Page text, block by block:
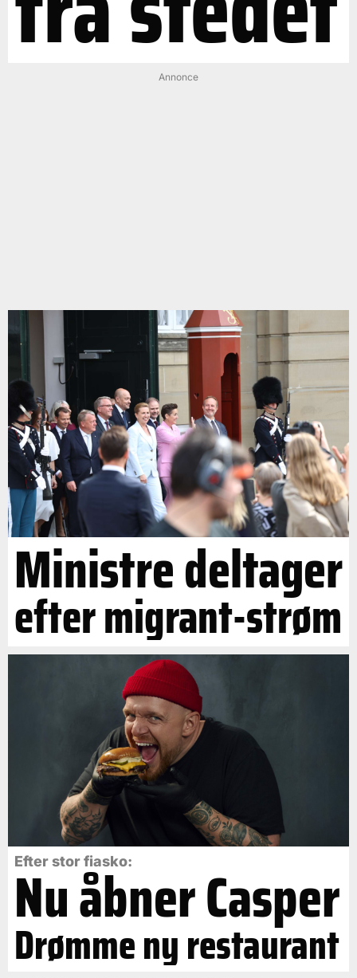
Annonce
Ministre deltager
efter migrant-strøm
Efter stor fiasko:
Nu åbner Casper
Drømme ny restaurant